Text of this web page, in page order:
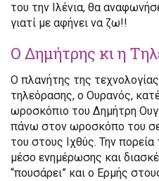
του την Ιλένια, θα
γιατί με αφήνει να ζω!!
Ο Δημήτρης κι η
Ο πλανήτης της
τηλεόρασης, ο Ουρανός,
ωροσκόπιο του Δημήτρη
πάνω στον ωροσκόπο του
του στους Ιχθύς. Την
μέσο ενημέρωσης και
“πουσάρει” και ο Ερμής